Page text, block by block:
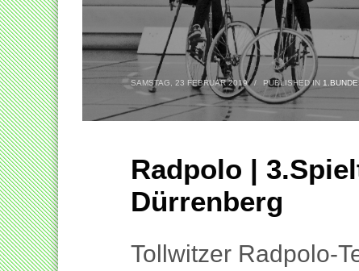
SAMSTAG, 23 FEBRUAR 2019 / PUBLISHED IN
Radpolo |
Dürrenberg
Tollwitzer Radpolo-